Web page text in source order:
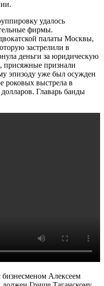
удалось
фирмы.
палаты Москвы,
застрелили в
деньги за юридическую
присяжные признали
эпизоду уже был осужден
роковых выстрела в
Главарь банды
бизнесменом Алексеем